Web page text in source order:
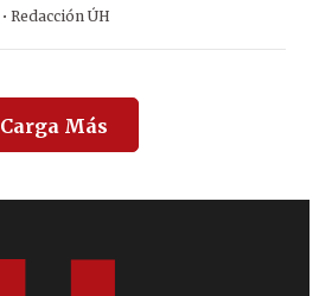
· Redacción ÚH
Carga Más